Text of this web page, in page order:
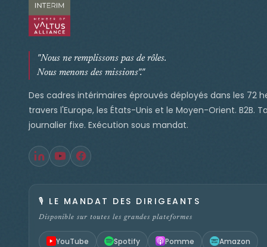
"Nous ne remplissons pas de rôles.
Nous menons des missions"."
Des cadres intérimaires éprouvés déployés dans les 72
travers l'Europe, les États-Unis et le Moyen-Orient. B2B.
journalier fixe. Exécution sous mandat.
🎙️ LE MANDAT DES DIRIGEANTS
Disponible sur toutes les grandes plateformes
YouTube Spotify Pomme Amazon